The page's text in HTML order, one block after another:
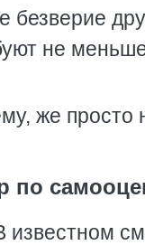
безверие
не
же просто
по
известном